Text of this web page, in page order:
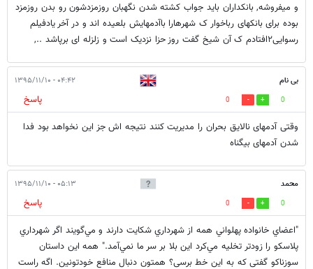
و میفروشه, بانکداران باید جواب کشته شدن نگهبان روزمزدشون رو بدن روزمزد
بوده برای بانکهای رباخوار ک شهرهارا باآدمهایش بلعیده اند و در آخر یادفیلم
رسوایی۲افتادم ک آن شیخ گفت روز حزا نزدیک است و زلزله ای برپاشد ..,
بی نام ۰۴:۴۲ - ۱۳۹۵/۱۱/۱۰
0
0
پاسخ
وقتی آدمهای نالایق بحران را مدیریت کنند نتیجه اش جز این نخواهد بود فدا
شدن آدمهای بیگناه
محمد ۰۵:۱۳ - ۱۳۹۵/۱۱/۱۰
0
0
پاسخ
"اعضاي خانواده پهلواني همه از شهرداري شكايت دارند و مي‌گويند اگر شهرداري
پلاسكو را زودتر تخليه مي‌كرد اين بلا بر سر ما نمي‌آمد." همه این داستان
سوزناکو گفتی که به این خط برسی؟ همتون دنبال منافع خودتونین. اگه راست